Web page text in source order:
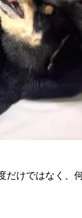
けではなく、